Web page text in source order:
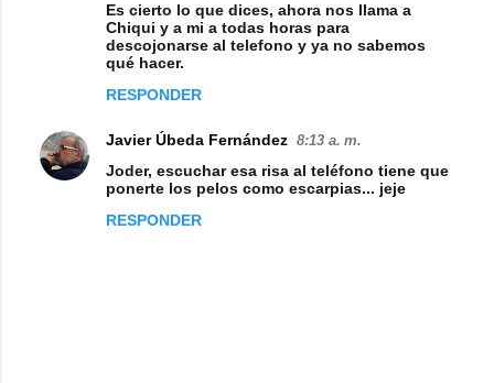
Es cierto lo que dices, ahora nos llama a
Chiqui y a mi a todas horas para
descojonarse al telefono y ya no sabemos
qué hacer.
RESPONDER
Javier Úbeda Fernández 8:13 a. m.
Joder, escuchar esa risa al teléfono tiene que
ponerte los pelos como escarpias... jeje
RESPONDER